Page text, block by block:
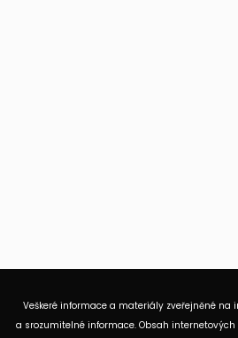
Veškeré informace a materiály zveřejněné
a srozumitelné informace. Obsah